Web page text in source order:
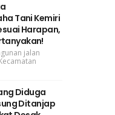
Tani Kemiri
Harapan,
jalan
Diduga
Ditanjap